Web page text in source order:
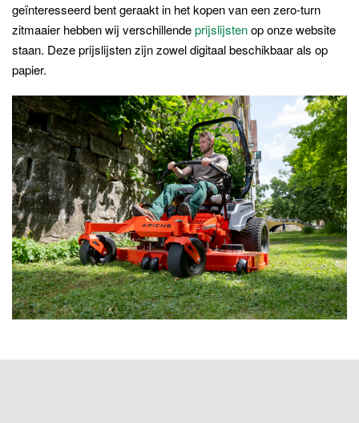
geïnteresseerd bent geraakt in het kopen van een zero-turn
zitmaaier hebben wij verschillendeprijslijstenop onze website
staan. Deze prijslijsten zijn zowel digitaal beschikbaar als op
papier.